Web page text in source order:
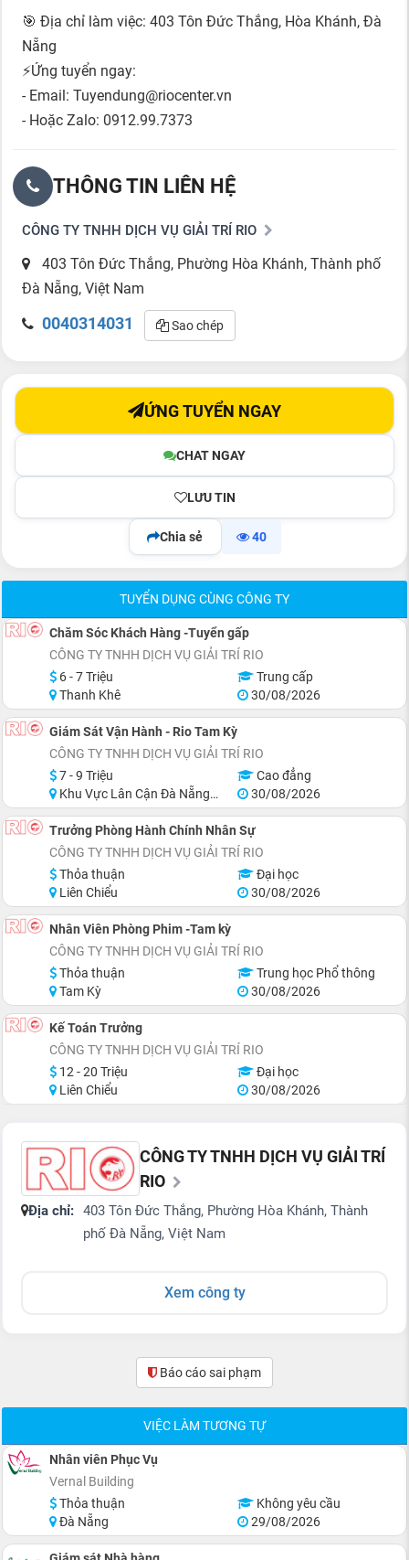
🎯 Địa chỉ làm việc: 403 Tôn Đức Thắng, Hòa Khánh, Đà
Nẵng
⚡Ứng tuyển ngay:
- Email: Tuyendung@riocenter.vn
- Hoặc Zalo: 0912.99.7373
THÔNG TIN LIÊN HỆ
CÔNG TY TNHH DỊCH VỤ GIẢI TRÍ RIO
403 Tôn Đức Thắng, Phường Hòa Khánh, Thành phố
Đà Nẵng, Việt Nam
0040314031 Sao chép
CHAT NGAY
LƯU TIN
ỨNG TUYỂN NGAY
Chia sẻ 40
TUYỂN DỤNG CÙNG CÔNG TY
Chăm Sóc Khách Hàng -Tuyển gấp
CÔNG TY TNHH DỊCH VỤ GIẢI TRÍ RIO
6 - 7 Triệu
Trung cấp
Thanh Khê
30/08/2026
Giám Sát Vận Hành - Rio Tam Kỳ
CÔNG TY TNHH DỊCH VỤ GIẢI TRÍ RIO
7 - 9 Triệu
Cao đẳng
Khu Vực Lân Cận Đà Nẵng, Tam Kỳ
30/08/2026
Trưởng Phòng Hành Chính Nhân Sự
CÔNG TY TNHH DỊCH VỤ GIẢI TRÍ RIO
Thỏa thuận
Đại học
Liên Chiểu
30/08/2026
Nhân Viên Phòng Phim -Tam kỳ
CÔNG TY TNHH DỊCH VỤ GIẢI TRÍ RIO
Thỏa thuận
Trung học Phổ thông
Tam Kỳ
30/08/2026
Kế Toán Trưởng
CÔNG TY TNHH DỊCH VỤ GIẢI TRÍ RIO
12 - 20 Triệu
Đại học
Liên Chiểu
30/08/2026
CÔNG TY TNHH DỊCH VỤ GIẢI TRÍ
RIO
Địa chỉ: 403 Tôn Đức Thắng, Phường Hòa Khánh, Thành
phố Đà Nẵng, Việt Nam
Xem công ty
Báo cáo sai phạm(0)
VIỆC LÀM TƯƠNG TỰ
Nhân viên Phục Vụ
Vernal Building
Thỏa thuận
Không yêu cầu
Đà Nẵng
29/08/2026